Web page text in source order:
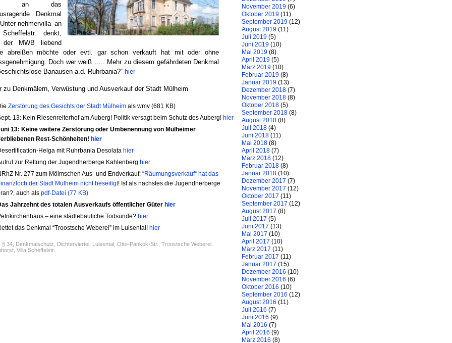
an das
Denkmal
nehmervilla an
denkt,
der MWB liebend
abreißen möchte oder evtl. gar schon verkauft hat mit oder ohne
Doch wer weiß ….. Mehr zu diesem gefährdeten Denkmal
Banausen a.d. Ruhrbania?“ hier
zu Denkmälern, Verwüstung und Ausverkauf der Stadt Mülheim
Zerstörung des Gesichts der Stadt Mülheim als wmv (681 KB)
13: Kein Riesenreiterhof am Auberg! Politik versagt beim Schutz des Auberg! hier
13: Keine weitere Zerstörung oder Umbenennung von Mülheimer
Rest-Schönheiten! hier
Helga mit Ruhrbania Desolata hier
zur Rettung der Jugendherberge Kahlenberg hier
Nr. 277 zum Mölmschen Aus- und Endverkauf: “Räumungsverkauf“ hat das
der Stadt Mülheim nicht beseitigt! Ist als nächstes die Jugendherberge
auch als pdf-Datei (77 KB)
Jahrzehnt des totalen Ausverkaufs öffentlicher Güter hier
– eine städtebauliche Todsünde? hier
das Denkmal “Troostsche Weberei” im Luisental! hier
§ 34 Denkmalschutz Dichterviertel Luisental Otto-Pankok-Str. Troostsche Weberei
Villa Scheffelstr.
November 2019 (6)
Oktober 2019 (11)
September 2019 (12)
August 2019 (11)
Juli 2019 (5)
Juni 2019 (10)
Mai 2019 (8)
April 2019 (5)
März 2019 (10)
Februar 2019 (8)
Januar 2019 (13)
Dezember 2018 (7)
November 2018 (8)
Oktober 2018 (5)
September 2018 (8)
August 2018 (8)
Juli 2018 (4)
Juni 2018 (11)
Mai 2018 (8)
April 2018 (7)
März 2018 (12)
Februar 2018 (8)
Januar 2018 (10)
Dezember 2017 (7)
November 2017 (12)
Oktober 2017 (11)
September 2017 (12)
August 2017 (8)
Juli 2017 (5)
Juni 2017 (13)
Mai 2017 (10)
April 2017 (10)
März 2017 (11)
Februar 2017 (11)
Januar 2017 (15)
Dezember 2016 (10)
November 2016 (6)
Oktober 2016 (10)
September 2016 (12)
August 2016 (11)
Juli 2016 (7)
Juni 2016 (9)
Mai 2016 (7)
April 2016 (9)
März 2016 (8)